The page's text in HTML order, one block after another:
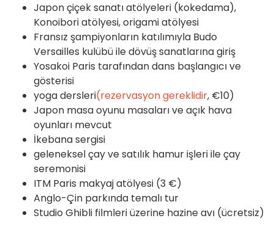
Japon çiçek sanatı atölyeleri (kokedama),
Konoibori atölyesi, origami atölyesi
Fransız şampiyonların katılımıyla Budo
Versailles kulübü ile dövüş sanatlarına giriş
Yosakoi Paris tarafından dans başlangıcı ve
gösterisi
yoga dersleri(rezervasyon gereklidir, €10)
Japon masa oyunu masaları ve açık hava
oyunları mevcut
İkebana sergisi
geleneksel çay ve satılık hamur işleri ile çay
seremonisi
ITM Paris makyaj atölyesi (3 €)
Anglo-Çin parkında temalı tur
Studio Ghibli filmleri üzerine hazine avı (ücretsiz)